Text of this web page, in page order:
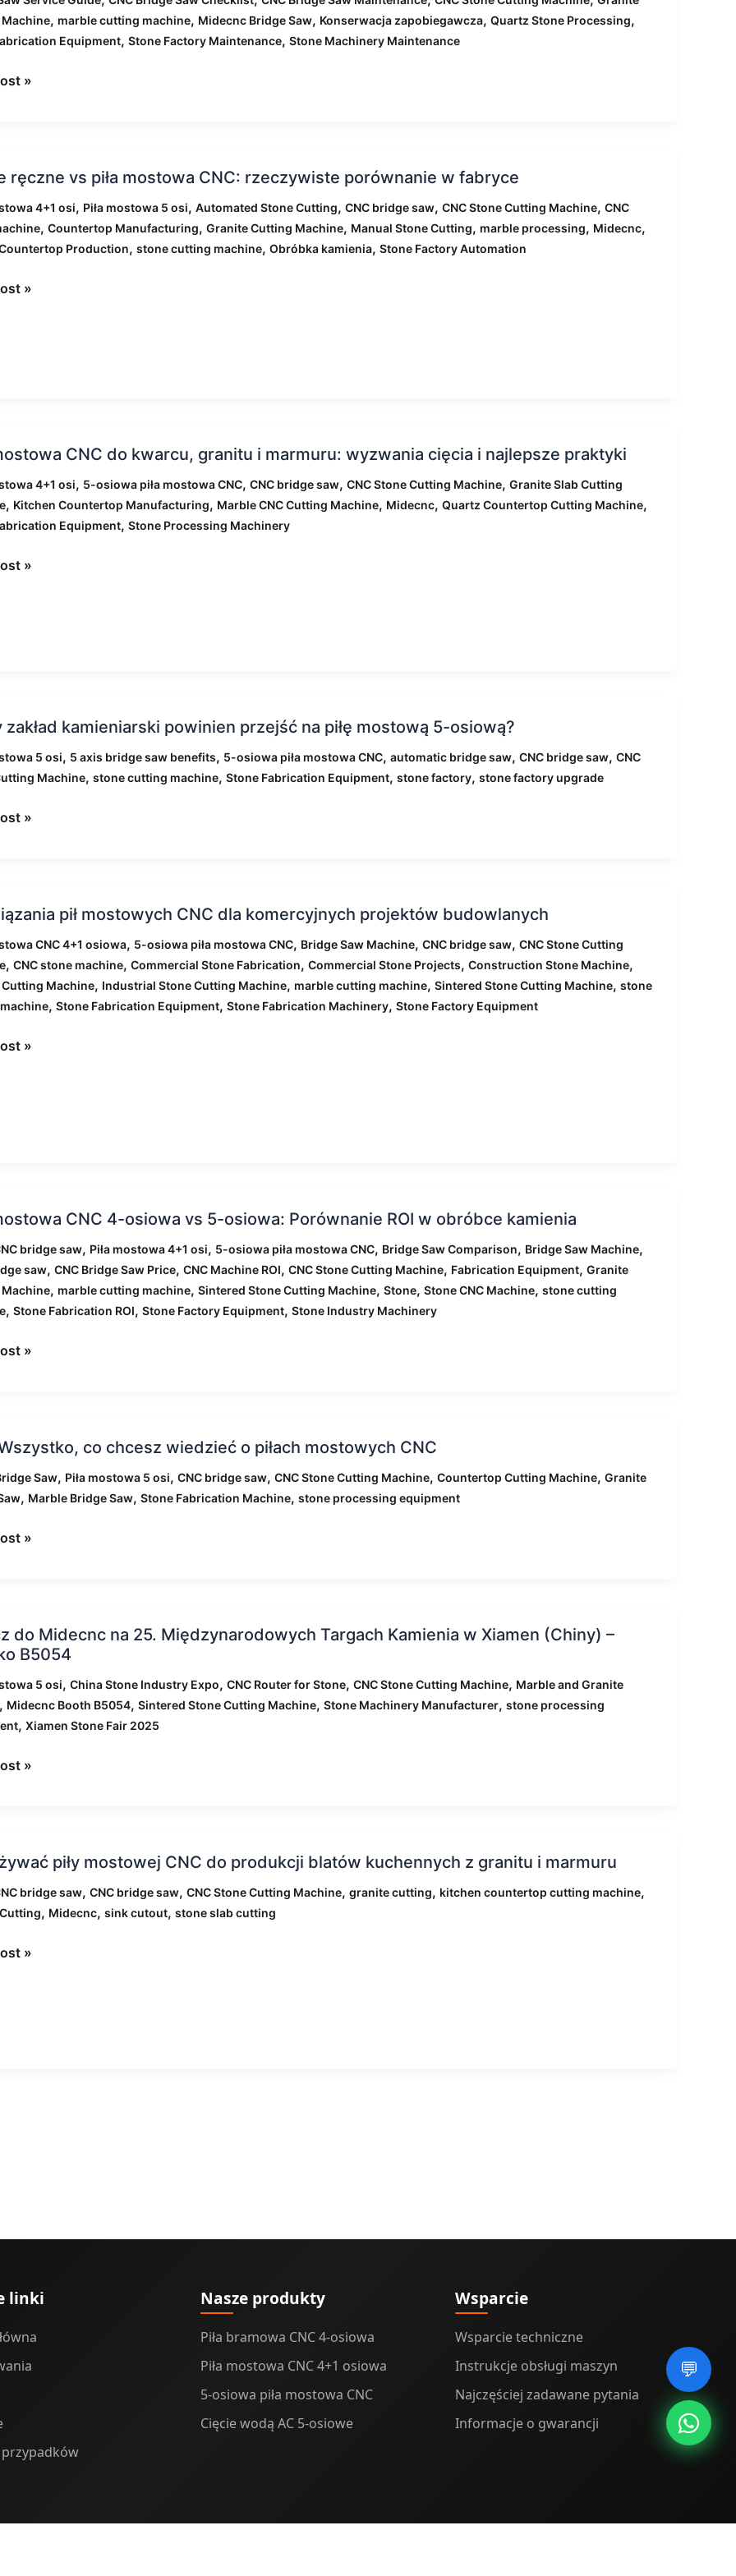
💬
, marble cutting machine, Midecnc Bridge Saw, Konserwacja zapobiegawcza, Quartz Stone Processing,
Equipment, Stone Factory Maintenance, Stone Machinery Maintenance
»
ręczne vs piła mostowa CNC: rzeczywiste porównanie w fabryce
4+1 osi, Piła mostowa 5 osi, Automated Stone Cutting, CNC bridge saw, CNC Stone Cutting Machine, CNC
, Countertop Manufacturing, Granite Cutting Machine, Manual Stone Cutting, marble processing, Midecnc,
Production, stone cutting machine, Obróbka kamienia, Stone Factory Automation
»
CNC do kwarcu, granitu i marmuru: wyzwania cięcia i najlepsze praktyki
4+1 osi, 5-osiowa piła mostowa CNC, CNC bridge saw, CNC Stone Cutting Machine, Granite Slab Cutting
, Kitchen Countertop Manufacturing, Marble CNC Cutting Machine, Midecnc, Quartz Countertop Cutting Machine,
Equipment, Stone Processing Machinery
»
zakład kamieniarski powinien przejść na piłę mostową 5-osiową?
5 osi, 5 axis bridge saw benefits, 5-osiowa piła mostowa CNC, automatic bridge saw, CNC bridge saw, CNC
Machine, stone cutting machine, Stone Fabrication Equipment, stone factory, stone factory upgrade
»
pił mostowych CNC dla komercyjnych projektów budowlanych
CNC 4+1 osiowa, 5-osiowa piła mostowa CNC, Bridge Saw Machine, CNC bridge saw, CNC Stone Cutting
, CNC stone machine, Commercial Stone Fabrication, Commercial Stone Projects, Construction Stone Machine,
Machine, Industrial Stone Cutting Machine, marble cutting machine, Sintered Stone Cutting Machine, stone
, Stone Fabrication Equipment, Stone Fabrication Machinery, Stone Factory Equipment
»
CNC 4-osiowa vs 5-osiowa: Porównanie ROI w obróbce kamienia
bridge saw, Piła mostowa 4+1 osi, 5-osiowa piła mostowa CNC, Bridge Saw Comparison, Bridge Saw Machine,
saw, CNC Bridge Saw Price, CNC Machine ROI, CNC Stone Cutting Machine, Fabrication Equipment, Granite
, marble cutting machine, Sintered Stone Cutting Machine, Stone, Stone CNC Machine, stone cutting
, Stone Fabrication ROI, Stone Factory Equipment, Stone Industry Machinery
»
co chcesz wiedzieć o piłach mostowych CNC
Saw, Piła mostowa 5 osi, CNC bridge saw, CNC Stone Cutting Machine, Countertop Cutting Machine, Granite
, Marble Bridge Saw, Stone Fabrication Machine, stone processing equipment
»
do Midecnc na 25. Międzynarodowych Targach Kamienia w Xiamen (Chiny) –
B5054
5 osi, China Stone Industry Expo, CNC Router for Stone, CNC Stone Cutting Machine, Marble and Granite
, Midecnc Booth B5054, Sintered Stone Cutting Machine, Stone Machinery Manufacturer, stone processing
, Xiamen Stone Fair 2025
»
piły mostowej CNC do produkcji blatów kuchennych z granitu i marmuru
bridge saw, CNC bridge saw, CNC Stone Cutting Machine, granite cutting, kitchen countertop cutting machine,
, Midecnc, sink cutout, stone slab cutting
»
linki Nasze produkty
Piła bramowa CNC 4-osiowa
Piła mostowa CNC 4+1 osiowa
5-osiowa piła mostowa CNC
Cięcie wodą AC 5-osiowe
Wsparcie
Wsparcie techniczne
Instrukcje obsługi maszyn
Najczęściej zadawane pytania
Informacje o gwarancji